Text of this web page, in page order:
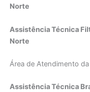
Norte
Assistência Técnica
Norte
Área de Atendimento
Assistência Técnica